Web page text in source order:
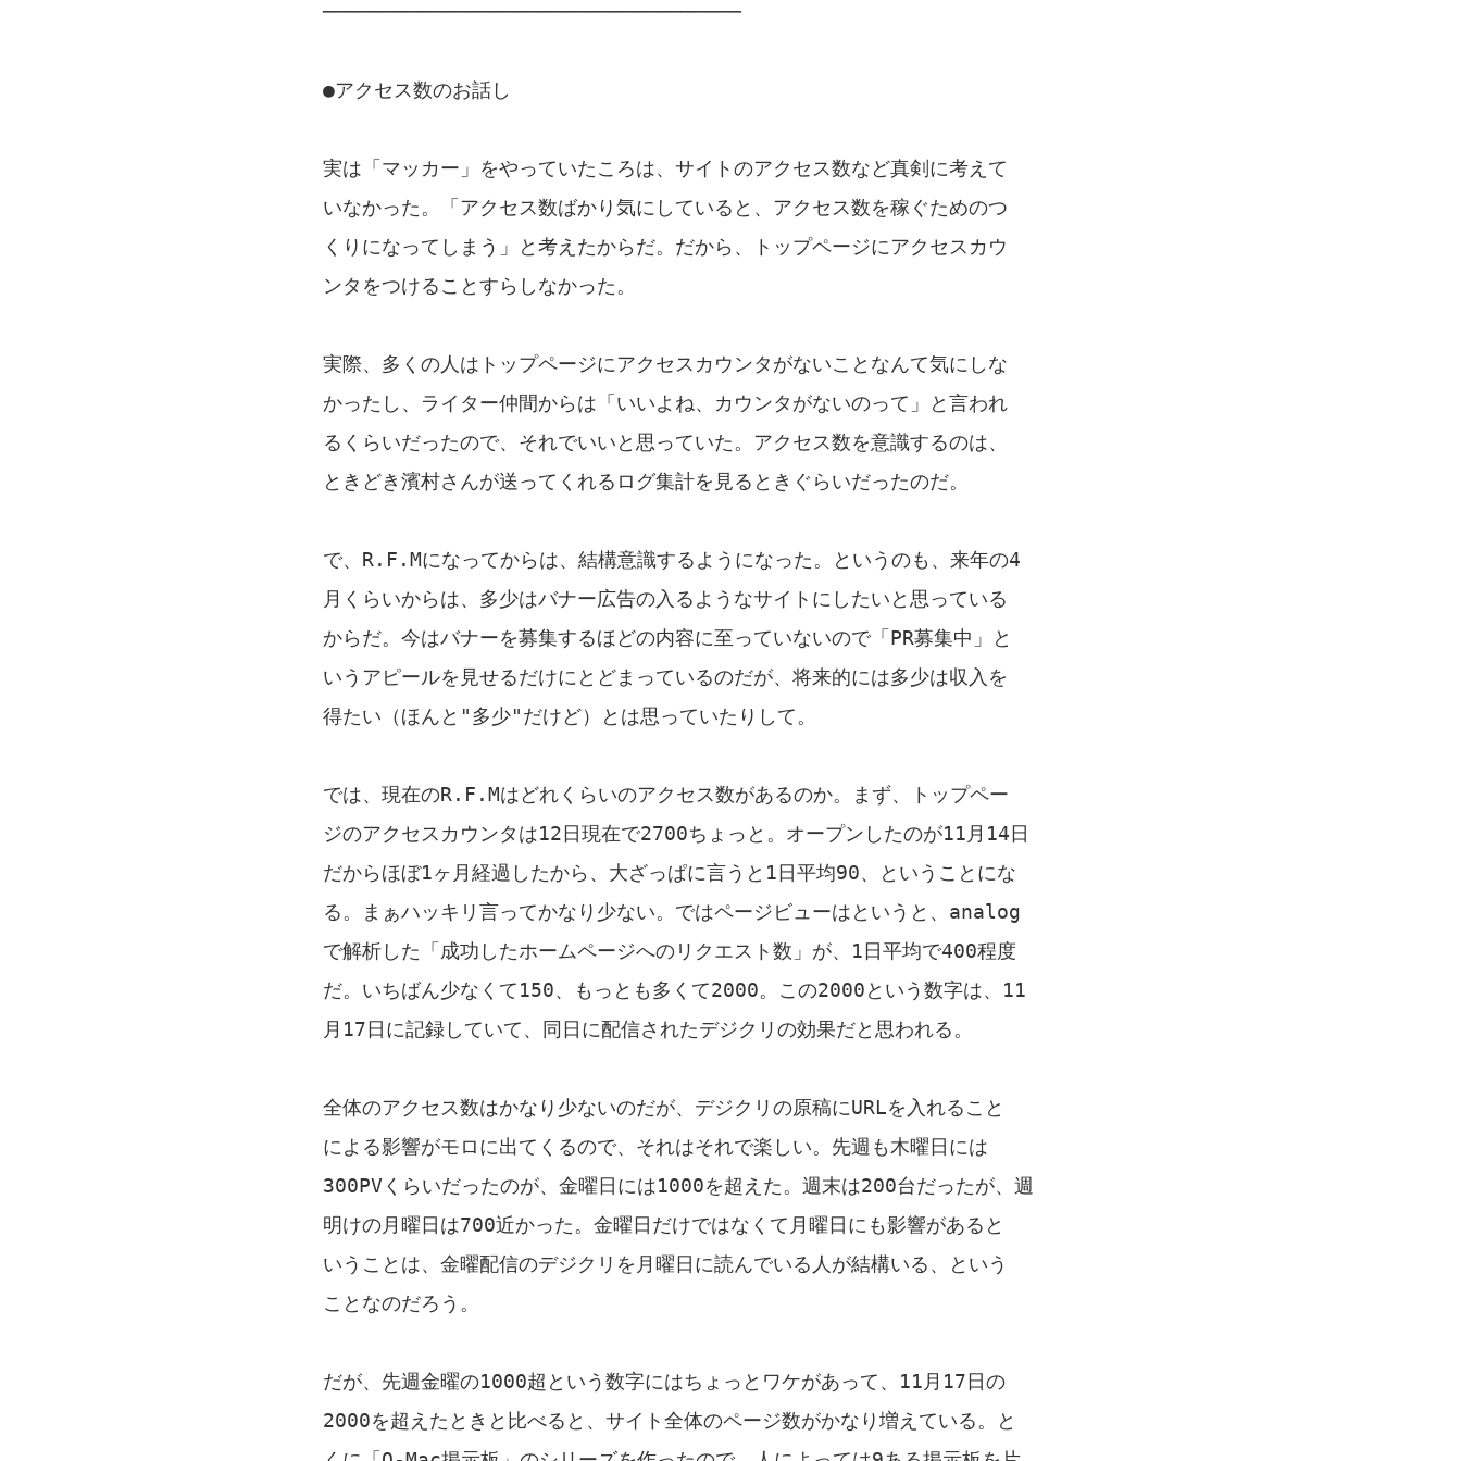
───────────────────────────────────
●アクセス数のお話し
実は「マッカー」をやっていたころは、サイトのアクセス数など真剣に考えて
いなかった。「アクセス数ばかり気にしていると、アクセス数を稼ぐためのつ
くりになってしまう」と考えたからだ。だから、トップページにアクセスカウ
ンタをつけることすらしなかった。
実際、多くの人はトップページにアクセスカウンタがないことなんて気にしな
かったし、ライター仲間からは「いいよね、カウンタがないのって」と言われ
るくらいだったので、それでいいと思っていた。アクセス数を意識するのは、
ときどき濱村さんが送ってくれるログ集計を見るときぐらいだったのだ。
で、R.F.Mになってからは、結構意識するようになった。というのも、来年の4
月くらいからは、多少はバナー広告の入るようなサイトにしたいと思っている
からだ。今はバナーを募集するほどの内容に至っていないので「PR募集中」と
いうアピールを見せるだけにとどまっているのだが、将来的には多少は収入を
得たい（ほんと"多少"だけど）とは思っていたりして。
では、現在のR.F.Mはどれくらいのアクセス数があるのか。まず、トップペー
ジのアクセスカウンタは12日現在で2700ちょっと。オープンしたのが11月14日
だからほぼ1ヶ月経過したから、大ざっぱに言うと1日平均90、ということにな
る。まぁハッキリ言ってかなり少ない。ではページビューはというと、analog
で解析した「成功したホームページへのリクエスト数」が、1日平均で400程度
だ。いちばん少なくて150、もっとも多くて2000。この2000という数字は、11
月17日に記録していて、同日に配信されたデジクリの効果だと思われる。
全体のアクセス数はかなり少ないのだが、デジクリの原稿にURLを入れること
による影響がモロに出てくるので、それはそれで楽しい。先週も木曜日には
300PVくらいだったのが、金曜日には1000を超えた。週末は200台だったが、週
明けの月曜日は700近かった。金曜日だけではなくて月曜日にも影響があると
いうことは、金曜配信のデジクリを月曜日に読んでいる人が結構いる、という
ことなのだろう。
だが、先週金曜の1000超という数字にはちょっとワケがあって、11月17日の
2000を超えたときと比べると、サイト全体のページ数がかなり増えている。と